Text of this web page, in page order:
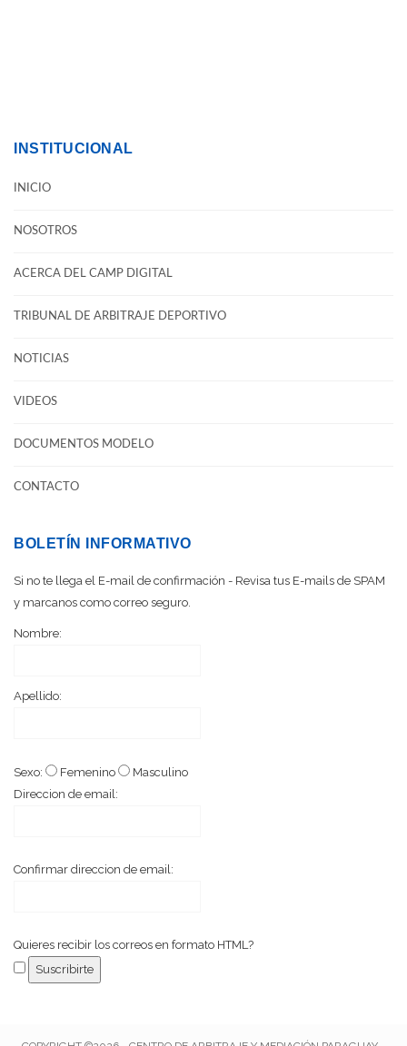
INSTITUCIONAL
INICIO
NOSOTROS
ACERCA DEL CAMP DIGITAL
TRIBUNAL DE ARBITRAJE DEPORTIVO
NOTICIAS
VIDEOS
DOCUMENTOS MODELO
CONTACTO
BOLETÍN INFORMATIVO
Si no te llega el E-mail de confirmación - Revisa tus E-mails de SPAM
y marcanos como correo seguro.
Nombre:
Apellido:
Sexo: Femenino
Masculino
Direccion de email:
Confirmar direccion de email:
Quieres recibir los correos en formato HTML?